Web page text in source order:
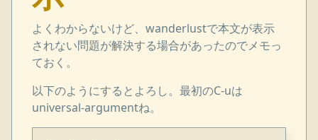
よくわからないけど、wanderlustで本文が表示
されない問題が解決する場合があったのでメモっ
ておく。
以下のようにするとよろし。最初のC-uは
universal-argumentね。